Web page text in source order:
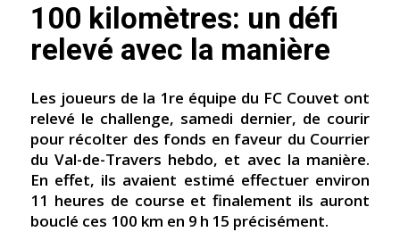
100 kilomètres: un défi
relevé avec la manière
Les joueurs de la 1re équipe du FC Couvet ont
relevé le challenge, samedi dernier, de courir
pour récolter des fonds en faveur du Courrier
du Val-de-Travers hebdo, et avec la manière.
En effet, ils avaient estimé effectuer environ
11 heures de course et finalement ils auront
bouclé ces 100 km en 9 h 15 précisément.